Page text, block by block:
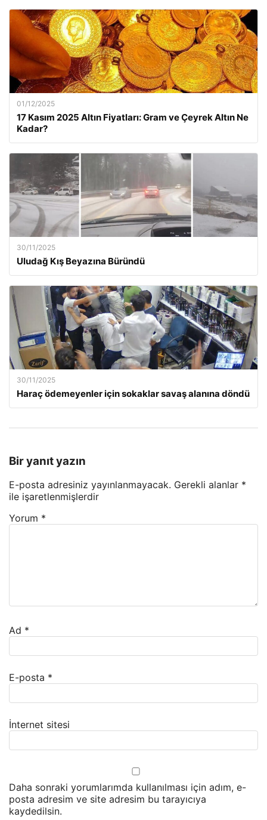
01/12/2025
17 Kasım 2025 Altın Fiyatları: Gram ve Çeyrek Altın Ne
Kadar?
30/11/2025
Uludağ Kış Beyazına Büründü
30/11/2025
Haraç ödemeyenler için sokaklar savaş alanına döndü
Bir yanıt yazın
E-posta adresiniz yayınlanmayacak. Gerekli alanlar *
ile işaretlenmişlerdir
Yorum *
Ad *
E-posta *
İnternet sitesi
Daha sonraki yorumlarımda kullanılması için adım, e-
posta adresim ve site adresim bu tarayıcıya
kaydedilsin.